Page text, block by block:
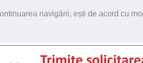
navigării, ești de acord cu